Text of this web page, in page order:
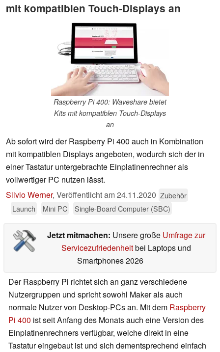
mit kompatiblen Touch-Displays an
Raspberry Pi 400: Waveshare bietet
Kits mit kompatiblen Touch-Displays
an
Ab sofort wird der Raspberry Pi 400 auch in Kombination
mit kompatiblen Displays angeboten, wodurch sich der in
einer Tastatur untergebrachte Einplatinenrechner als
vollwertiger PC nutzen lässt.
Silvio Werner, Veröffentlicht am24.11.2020 Zubehör
Launch
Mini PC Single-Board Computer (SBC)
Jetzt mitmachen: Unsere große Umfrage zur
Servicezufriedenheitbei Laptops und
Smartphones 2026
Der Raspberry Pi richtet sich an ganz verschiedene
Nutzergruppen und spricht sowohl Maker als auch
normale Nutzer von Desktop-PCs an. Mit dem Raspberry
Pi 400 ist seit Anfang des Monats auch eine Version des
Einplatinenrechners verfügbar, welche direkt in eine
Tastatur eingebaut ist und sich dementsprechend einfach